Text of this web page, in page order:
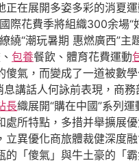
正在展開多姿多彩的消夏
際花費季將組織300余場“
繞“潮玩暑期 惠燃廣西”主
包養餐飲、體育花費運動
傻氣，而變成了一道被數
講話人何詠前表現，商務
長織展開“購在中國”系列
處所特點，多措并舉擴展
立異優化商旅體裁健深度
的「傻氣」與牛土豪的「